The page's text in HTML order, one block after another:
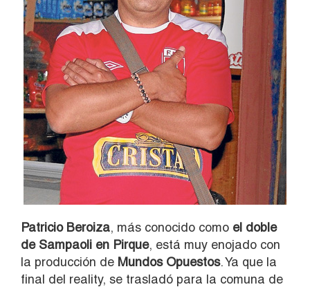
Patricio Beroiza, más conocido como el doble
de Sampaoli en Pirque, está muy enojado con
la producción de Mundos Opuestos. Ya que la
final del reality, se trasladó para la comuna de